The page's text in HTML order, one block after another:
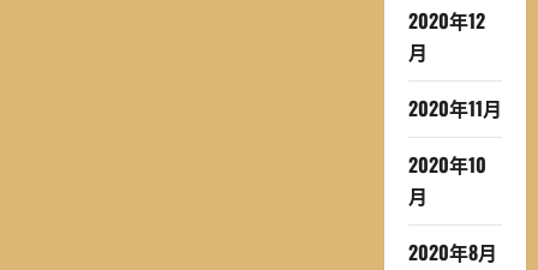
2020年12
月
2020年11月
2020年10
月
2020年8月